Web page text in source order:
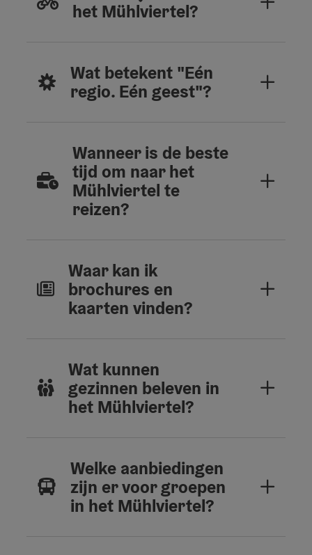
het Mühlviertel?
Wat betekent "Eén
regio. Eén geest"?
Wanneer is de beste
tijd om naar het
Mühlviertel te
reizen?
Waar kan ik
brochures en
kaarten vinden?
Wat kunnen
gezinnen beleven in
het Mühlviertel?
Welke aanbiedingen
zijn er voor groepen
in het Mühlviertel?